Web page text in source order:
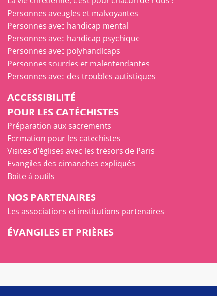
Personnes aveugles et malvoyantes
Personnes avec handicap mental
Personnes avec handicap psychique
Personnes avec polyhandicaps
Personnes sourdes et malentendantes
Personnes avec des troubles autistiques
ACCESSIBILITÉ
POUR LES CATÉCHISTES
Préparation aux sacrements
Formation pour les catéchistes
Visites d’églises avec les trésors de Paris
Evangiles des dimanches expliqués
Boite à outils
NOS PARTENAIRES
Les associations et institutions partenaires
ÉVANGILES ET PRIÈRES